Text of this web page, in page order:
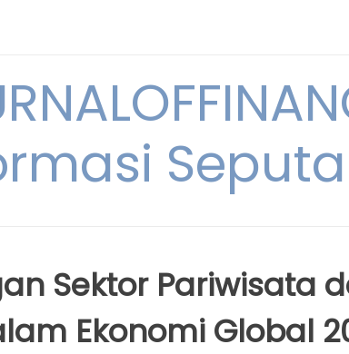
Sektor Pariwisata
Ekonomi Global